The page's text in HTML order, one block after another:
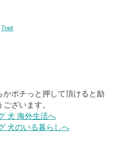
7net
ポチっと押して頂けると励
ざいます。